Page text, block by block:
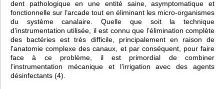
dent pathologique en une entité saine, asymptomatique et
fonctionnelle sur l’arcade tout en éliminant les micro-organismes
du système canalaire. Quelle que soit la technique
d’instrumentation utilisée, il est connu que l’élimination complète
des bactéries est très difficile, principalement en raison de
l'anatomie complexe des canaux, et par conséquent, pour faire
face à ce problème, il est primordial de combiner
l’instrumentation mécanique et l’irrigation avec des agents
désinfectants (4).